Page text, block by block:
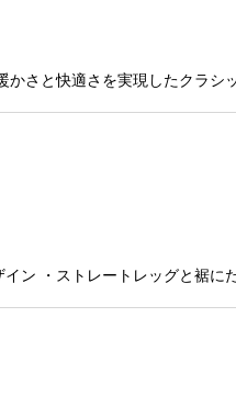
さと快適さを実現したクラ
ン ・ストレートレッグと裾に